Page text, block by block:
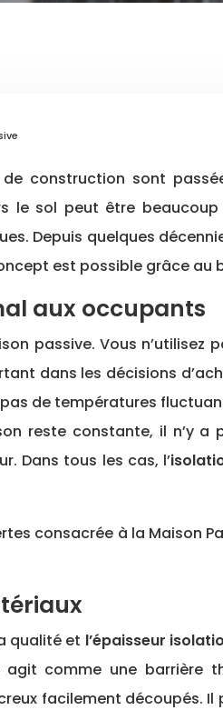
le sol peut être
Depuis quelques
est possible grâce
aux occupants
passive. Vous
dans les décisions
de températures
reste constante, il n’y
Dans tous les cas, l’
consacrée à la Maison
qualité et l’épaisseur
comme une barrière
facilement découpés.